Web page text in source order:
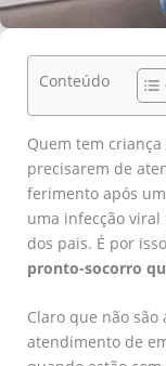
Conteúdo
Quem tem
precisarem de
ferimento após
uma infecção viral
dos pais. É por
pronto-socorro
Claro que não
atendimento de